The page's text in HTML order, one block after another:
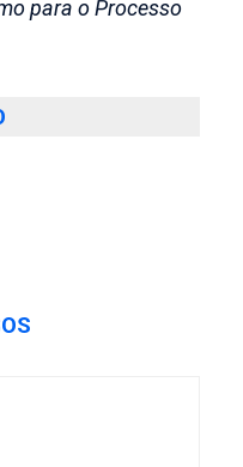
para o Processo